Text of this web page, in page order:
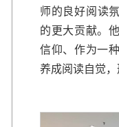
师的良好阅读
的更大贡献。
信仰、作为一
养成阅读自觉，